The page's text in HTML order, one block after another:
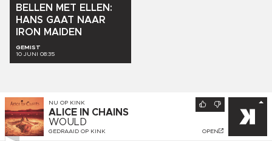
BELLEN MET ELLEN:
HANS GAAT NAAR
IRON
MAIDEN
GEMIST
10 JUNI 08:35
NU OP KINK
ALICE IN CHAINS
WOULD
GEDRAAID OP KINK OPEN